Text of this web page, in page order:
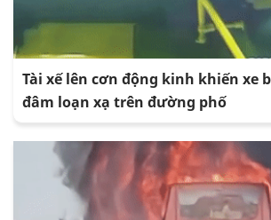
Tài xế lên cơn động kinh khiến xe
đâm loạn xạ trên đường phố